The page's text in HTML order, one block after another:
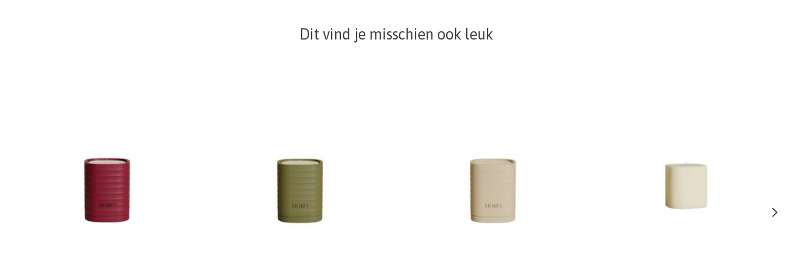
Dit vind je misschien ook leuk